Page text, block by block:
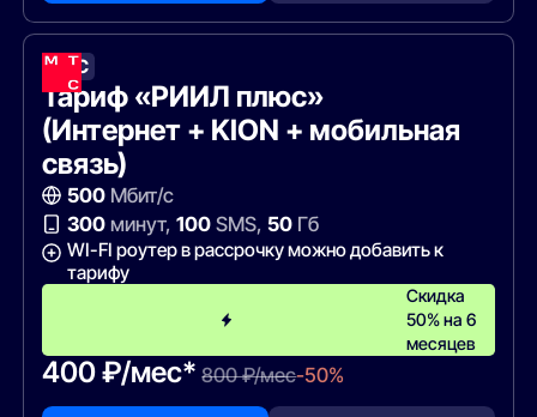
МТС
Тариф «РИИЛ плюс»
(Интернет + KION + мобильная
связь)
500Мбит/с
300минут, 100SMS, 50Гб
WI-FI роутер в рассрочку можно добавить к
тарифу
Скидка
50% на 6
месяцев
400 ₽/мес* 800 ₽/мес-50%